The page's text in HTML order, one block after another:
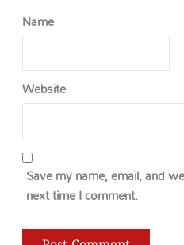
Name
Website
Save my name, email, and
next time I comment.